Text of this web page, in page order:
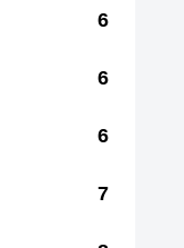
6
6
6
7